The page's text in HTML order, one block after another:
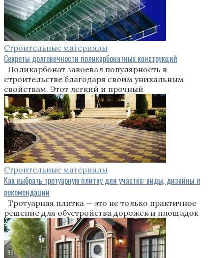
Строительные материалы
Секреты долговечности поликарбонатных конструкций
Поликарбонат завоевал популярность в
строительстве благодаря своим уникальным
свойствам. Этот легкий и прочный
Строительные материалы
Как выбрать тротуарную плитку для участка: виды, дизайны и
рекомендации
Тротуарная плитка — это не только практичное
решение для обустройства дорожек и площадок